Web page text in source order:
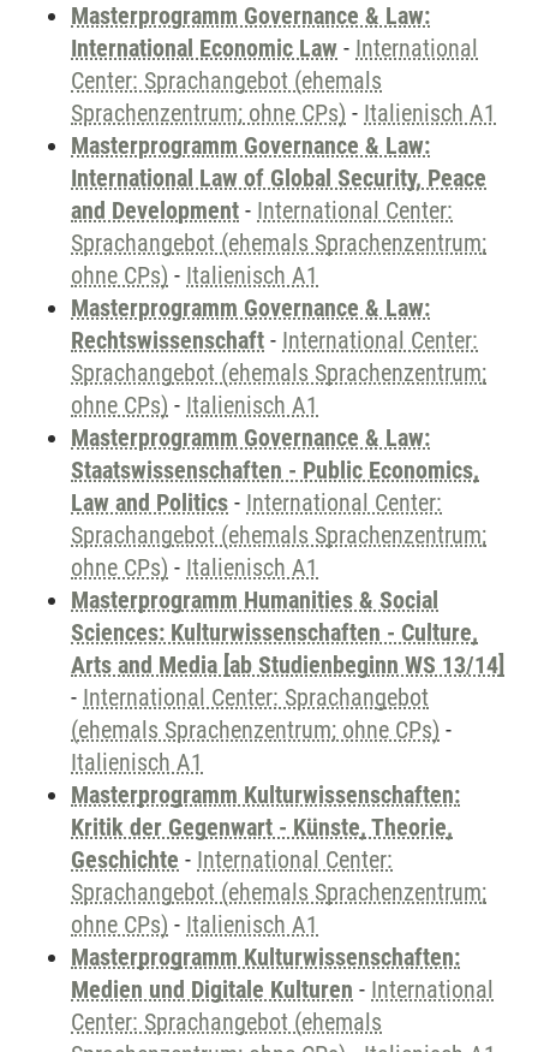
Masterprogramm Governance & Law:
International Economic Law - International
Center: Sprachangebot (ehemals
Sprachenzentrum; ohne CPs) - Italienisch A1
Masterprogramm Governance & Law:
International Law of Global Security, Peace
and Development - International Center:
Sprachangebot (ehemals Sprachenzentrum;
ohne CPs) - Italienisch A1
Masterprogramm Governance & Law:
Rechtswissenschaft - International Center:
Sprachangebot (ehemals Sprachenzentrum;
ohne CPs) - Italienisch A1
Masterprogramm Governance & Law:
Staatswissenschaften - Public Economics,
Law and Politics - International Center:
Sprachangebot (ehemals Sprachenzentrum;
ohne CPs) - Italienisch A1
Masterprogramm Humanities & Social
Sciences: Kulturwissenschaften - Culture,
Arts and Media [ab Studienbeginn WS 13/14]
- International Center: Sprachangebot
(ehemals Sprachenzentrum; ohne CPs) -
Italienisch A1
Masterprogramm Kulturwissenschaften:
Kritik der Gegenwart - Künste, Theorie,
Geschichte - International Center:
Sprachangebot (ehemals Sprachenzentrum;
ohne CPs) - Italienisch A1
Masterprogramm Kulturwissenschaften:
Medien und Digitale Kulturen - International
Center: Sprachangebot (ehemals